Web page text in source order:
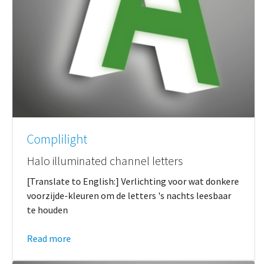
Complilight
Halo illuminated channel letters
[Translate to English:] Verlichting voor wat donkere
voorzijde-kleuren om de letters 's nachts leesbaar
te houden
Read more